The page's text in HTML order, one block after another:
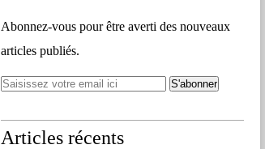
Abonnez-vous pour être averti des nouveaux
articles publiés.
Articles récents